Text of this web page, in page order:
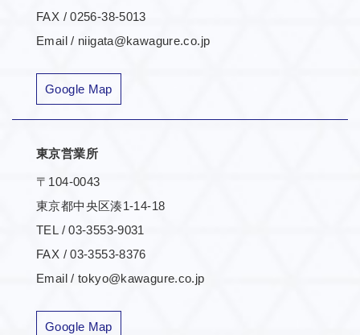
FAX / 0256-38-5013
Email / niigata@kawagure.co.jp
Google Map
東京営業所
〒104-0043
東京都中央区湊1-14-18
TEL / 03-3553-9031
FAX / 03-3553-8376
Email / tokyo@kawagure.co.jp
Google Map